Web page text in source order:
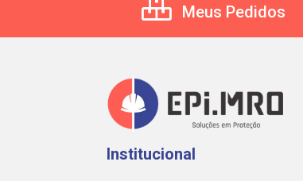
Meus Pedidos
Institucional